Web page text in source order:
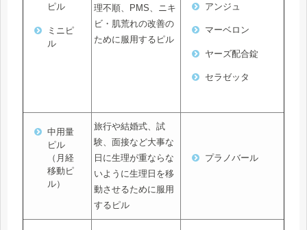
ピル
ミニピ
ル
理不順、PMS、ニキ
ビ・肌荒れの改善の
ために服用するピル
アンジュ
マーベロン
ヤーズ配合錠
セラゼッタ
中用量
ピル
（月経
移動ピ
ル）
旅行や結婚式、試
験、面接など大事な
日に生理が重ならな
いように生理日を移
動させるために服用
するピル
プラノバール